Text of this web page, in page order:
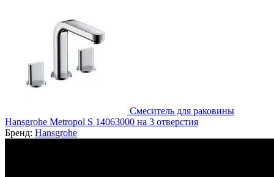
Смеситель для раковины
Hansgrohe Metropol S 14063000 на 3 отверстия
Бренд: Hansgrohe